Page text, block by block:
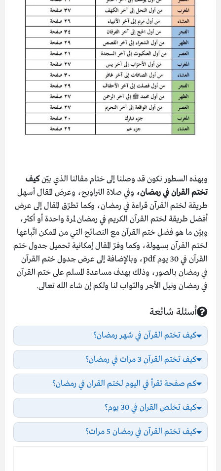
وبهذه السطور نكون قد وصلنا إلى ختام مقالنا الذي بيّنكيف
تختم القران في رمضان، وفي صلاة التراويح، وعرض المقال أسهل
طريقة لختم القرآن قراءة في رمضان، وكما تطرّق المقال إلى عرض
أفضل طريقة لختم القرآن الكريم في رمضان لمرة واحدة أو أكثر،
وبيّن ما هو فضل ختم القرآن مع النصائح التي من الممكن اتّباعها
لختم القرآن بسهولة، وكما وفرّ المقال إمكانية تحميل جدول ختم
القرآن في 30 يوم pdf، وبالإضافة إلى عرض جدول ختم القرآن
في رمضان بالصور، وذلك بهدف مساعدة المسلم على ختم القرآن
في رمضان ونيل الأجر والثواب لنا ولكم إن شاء الله تعالى.
أسئلة شائعة
أسئلة شائعة
كيف تختم القرآن في شهر رمضان؟
كيف تختم القرآن 3 مرات في رمضان؟
كم صفحة تقرأ في اليوم لختم القران في رمضان؟
كيف تخلص القران في 30 يوم؟
كيف تختم القرآن في رمضان 5 مرات؟